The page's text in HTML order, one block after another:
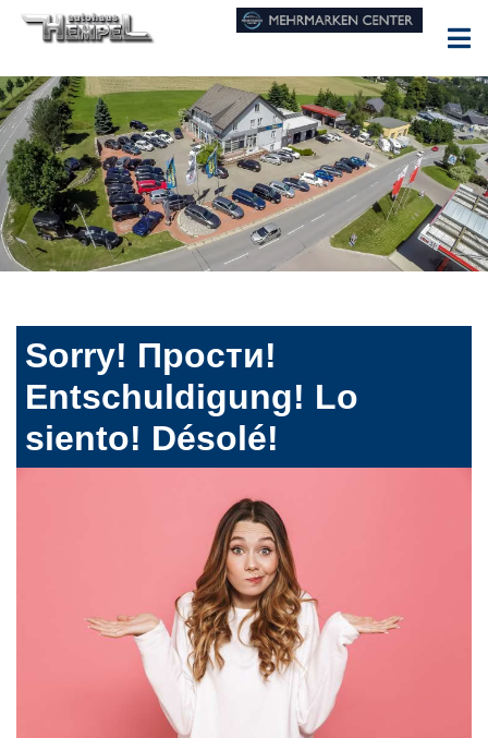
Sorry! Прости!
Entschuldigung! Lo
siento! Désolé!